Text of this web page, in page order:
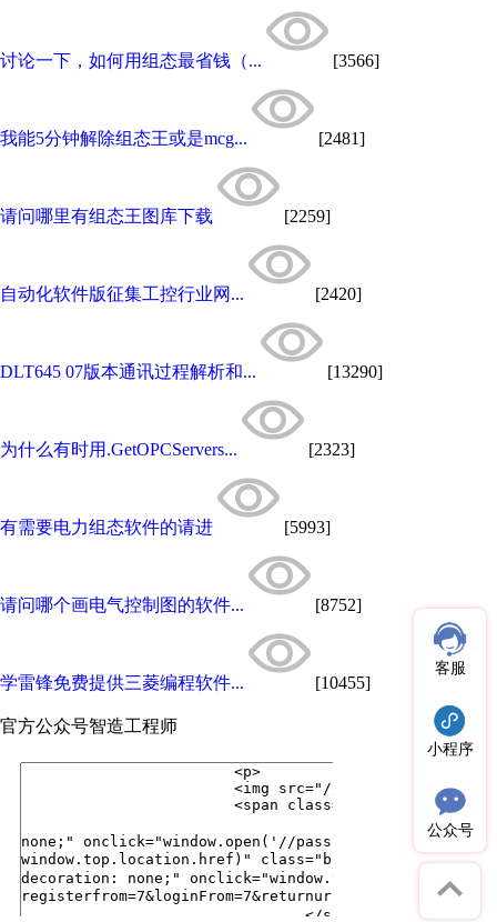
讨论一下，如何用组态最省钱（... [3566]
我能5分钟解除组态王或是mcg... [2481]
请问哪里有组态王图库下载 [2259]
自动化软件版征集工控行业网... [2420]
DLT645 07版本通讯过程解析和... [13290]
为什么有时用.GetOPCServers... [2323]
有需要电力组态软件的请进 [5993]
请问哪个画电气控制图的软件... [8752]
学雷锋免费提供三菱编程软件... [10455]
官方公众号智造工程师
客服
小程序
公众号